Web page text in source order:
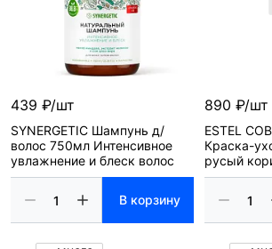
439 ₽/шт
SYNERGETIC Шампунь д/
волос 750мл Интенсивное
увлажнение и блеск волос
В корзину
890 ₽/шт
ESTEL
Краска-
русый